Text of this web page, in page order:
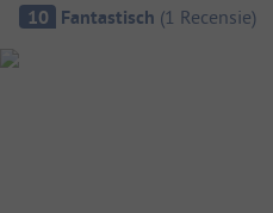
Camping overzicht
10 Fantastisch (1 Recensie)